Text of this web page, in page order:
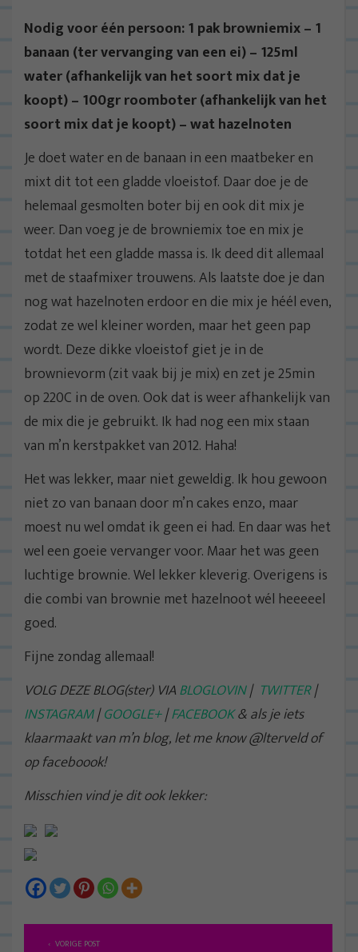
Nodig voor één persoon: 1 pak browniemix – 1
banaan (ter vervanging van een ei) – 125ml
water (afhankelijk van het soort mix dat je
koopt) – 100gr roomboter (afhankelijk van het
soort mix dat je koopt) – wat hazelnoten
Je doet water en de banaan in een maatbeker en
mixt dit tot een gladde vloeistof. Daar doe je de
helemaal gesmolten boter bij en ook dit mix je
weer. Dan voeg je de browniemix toe en mix je
totdat het een gladde massa is. Ik deed dit allemaal
met de staafmixer trouwens. Als laatste doe je dan
nog wat hazelnoten erdoor en die mix je héél even,
zodat ze wel kleiner worden, maar het geen pap
wordt. Deze dikke vloeistof giet je in de
brownievorm (zit vaak bij je mix) en zet je 25min
op 220C in de oven. Ook dat is weer afhankelijk van
de mix die je gebruikt. Ik had nog een mix staan
van m’n kerstpakket van 2012. Haha!
Het was lekker, maar niet geweldig. Ik hou gewoon
niet zo van banaan door m’n cakes enzo, maar
moest nu wel omdat ik geen ei had. En daar was het
wel een goeie vervanger voor. Maar het was geen
luchtige brownie. Wel lekker kleverig. Overigens is
die combi van brownie met hazelnoot wél heeeeel
goed.
Fijne zondag allemaal!
VOLG DEZE BLOG(ster) VIABLOGLOVIN| TWITTER|
INSTAGRAM|GOOGLE+|FACEBOOK& als je iets
klaarmaakt van m’n blog, let me know @lterveld of
op faceboook!
Misschien vind je dit ook lekker:
B VORIGE POST